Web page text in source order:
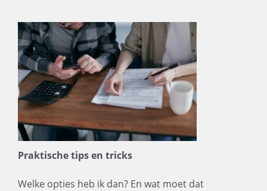
Praktische tips en tricks
Welke opties heb ik dan? En wat moet dat